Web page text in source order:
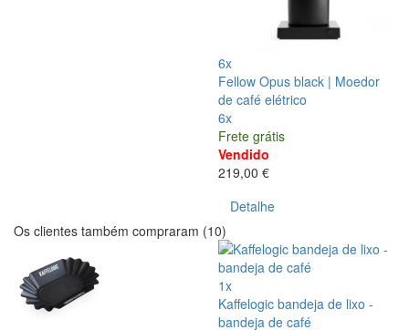
6x
Fellow Opus black | Moedor
de café elétrico
6x
Frete grátis
Vendido
219,00 €
Detalhe
Os clientes também compraram (10)
1x
Kaffelogic bandeja de lixo -
bandeja de café